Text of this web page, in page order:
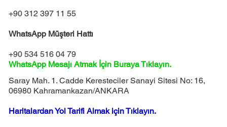
+90 312 397 11 55
WhatsApp Müşteri Hattı
+90 534 516 04 79
WhatsApp Mesajı Atmak İçin Buraya Tıklayın.
Saray Mah. 1. Cadde Keresteciler Sanayi Sitesi No: 16,
06980 Kahramankazan/ANKARA
Haritalardan Yol Tarifi Almak için Tıklayın.